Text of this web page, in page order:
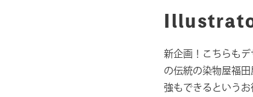
新企画！こちらも
の伝統の染物屋福
強もできるというお